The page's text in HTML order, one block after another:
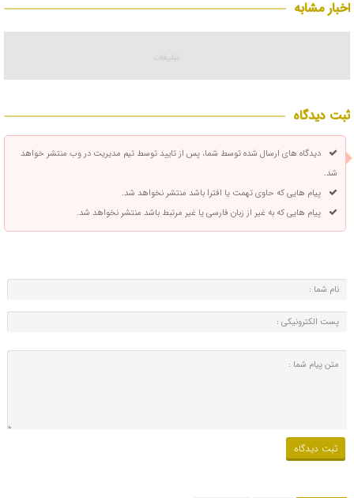
اخبار مشابه
ثبت دیدگاه
دیدگاه های ارسال شده توسط شما، پس از تایید توسط تیم مدیریت در وب منتشر خواهد
شد.
پیام هایی که حاوی تهمت یا افترا باشد منتشر نخواهد شد.
پیام هایی که به غیر از زبان فارسی یا غیر مرتبط باشد منتشر نخواهد شد.